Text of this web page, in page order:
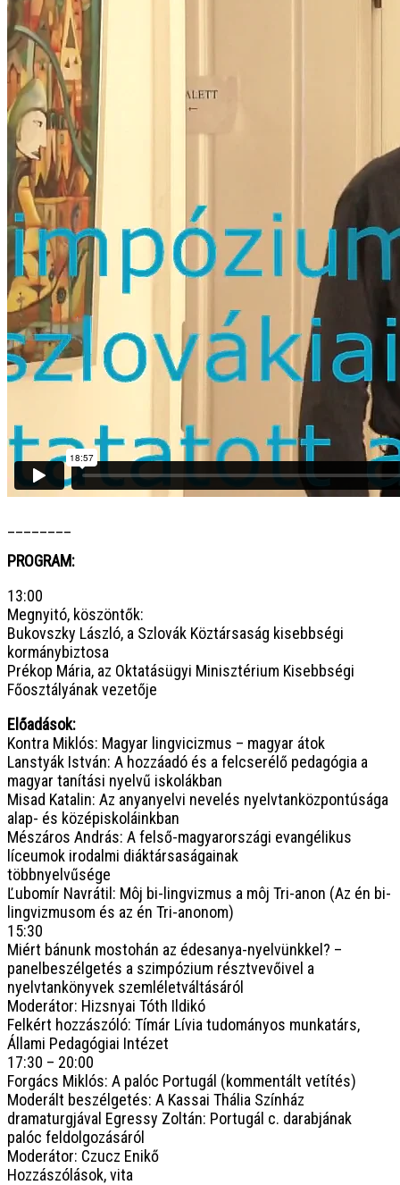
PROGRAM:
13:00
Megnyitó, köszöntők:
Bukovszky László, a Szlovák Köztársaság kisebbségi
kormánybiztosa
Prékop Mária, az Oktatásügyi Minisztérium Kisebbségi
Főosztályának vezetője
Előadások:
Kontra Miklós: Magyar lingvicizmus – magyar átok
Lanstyák István: A hozzáadó és a felcserélő pedagógia a
magyar tanítási nyelvű iskolákban
Misad Katalin: Az anyanyelvi nevelés nyelvtanközpontúsága
alap- és középiskoláinkban
Mészáros András: A felső-magyarországi evangélikus
líceumok irodalmi diáktársaságainak
többnyelvűsége
Ľubomír Navrátil: Môj bi-lingvizmus a môj Tri-anon (Az én bi-
lingvizmusom és az én Tri-anonom)
15:30
Miért bánunk mostohán az édesanya-nyelvünkkel? –
panelbeszélgetés a szimpózium résztvevőivel a
nyelvtankönyvek szemléletváltásáról
Moderátor: Hizsnyai Tóth Ildikó
Felkért hozzászóló: Tímár Lívia tudományos munkatárs,
Állami Pedagógiai Intézet
17:30 – 20:00
Forgács Miklós: A palóc Portugál (kommentált vetítés)
Moderált beszélgetés: A Kassai Thália Színház
dramaturgjával Egressy Zoltán: Portugál c. darabjának
palóc feldolgozásáról
Moderátor: Czucz Enikő
Hozzászólások, vita